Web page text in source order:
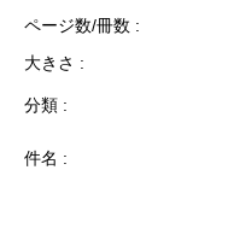
ページ数/冊数
大きさ
分類
件名